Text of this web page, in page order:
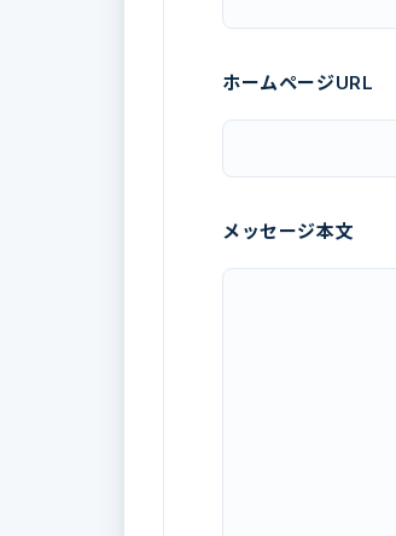
ホームページURL
メッセージ本文